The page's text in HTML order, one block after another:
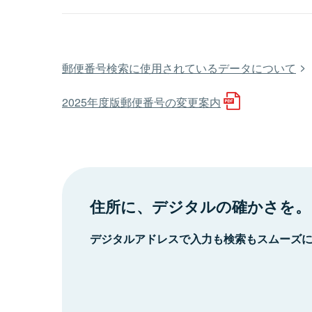
郵便番号検索に使用されているデータについて
2025年度版郵便番号の変更案内
住所に、デジタルの確かさを。
デジタルアドレスで入力も検索もスムーズ